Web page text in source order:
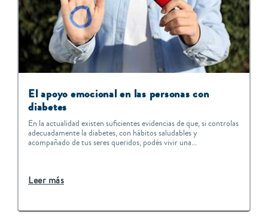
El apoyo emocional en las personas con
diabetes
En la actualidad existen suficientes evidencias de que, si controlas
adecuadamente la diabetes, con hábitos saludables y
acompañado de tus seres queridos, podés vivir una...
Leer más